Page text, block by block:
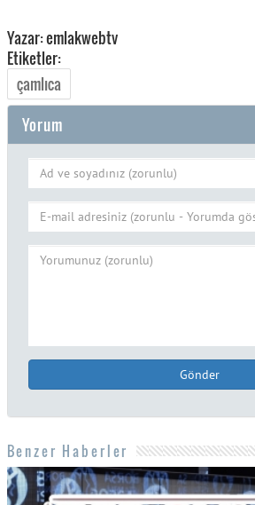
Yazar: emlakwebtv
Etiketler:
çamlıca
Yorum
Gönder
Benzer Haberler